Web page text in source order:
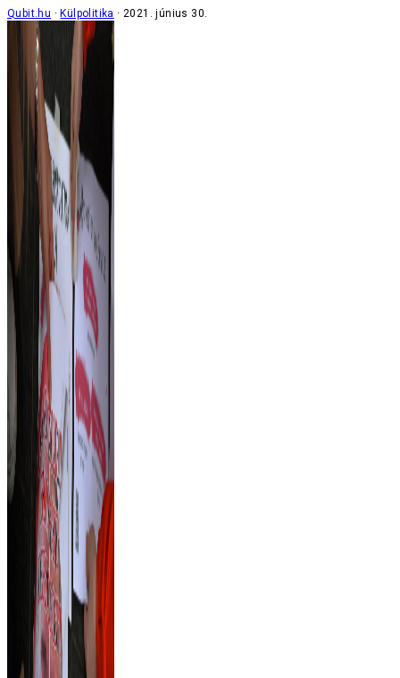
Qubit.hu Külpolitika 2021. június 30.